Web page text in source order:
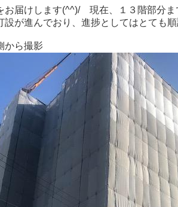
お届けします(^^)/ 現在、１３階部分ま
設が進んでおり、進捗としてはとても
から撮影